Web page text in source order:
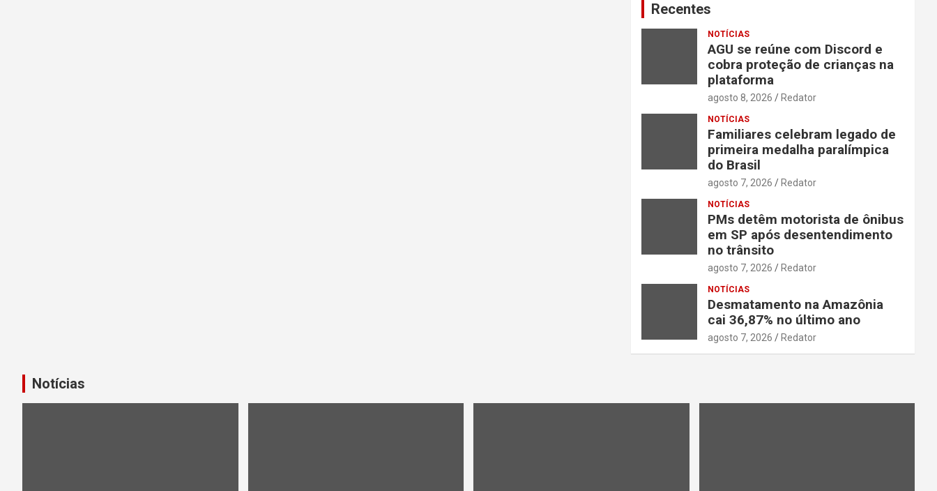
Recentes
NOTÍCIAS
AGU se reúne com Discord e
cobra proteção de crianças na
plataforma
agosto 8, 2026 Redator
NOTÍCIAS
Familiares celebram legado de
primeira medalha paralímpica
do Brasil
agosto 7, 2026 Redator
NOTÍCIAS
PMs detêm motorista de ônibus
em SP após desentendimento
no trânsito
agosto 7, 2026 Redator
NOTÍCIAS
Desmatamento na Amazônia
cai 36,87% no último ano
agosto 7, 2026 Redator
Notícias